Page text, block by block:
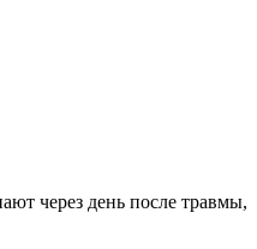
через день после травмы,